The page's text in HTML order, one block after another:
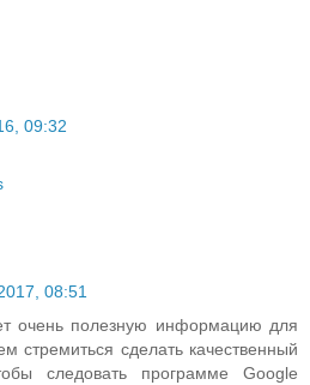
09:32
08:51
очень полезную информацию для
стремиться сделать качественный
следовать программе Google